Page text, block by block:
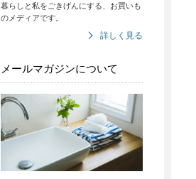
暮らしと私をごきげんにする、お買いも
のメディアです。
詳しく見る
メールマガジンについて